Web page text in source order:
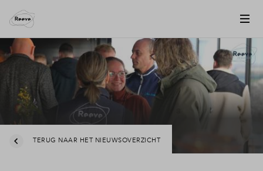
TERUG NAAR HET NIEUWSOVERZICHT